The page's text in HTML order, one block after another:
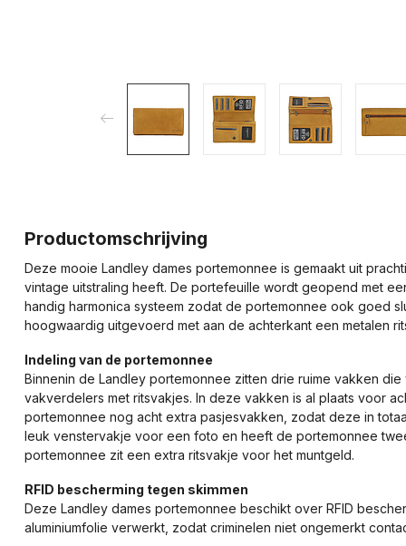
Productomschrijving
Deze mooie Landley dames portemonnee is gemaakt uit
vintage uitstraling heeft. De portefeuille wordt geopend met
handig harmonica systeem zodat de portemonnee ook goed
hoogwaardig uitgevoerd met aan de achterkant een metalen
Indeling van de portemonnee
Binnenin de Landley portemonnee zitten drie ruime vakken
vakverdelers met ritsvakjes. In deze vakken is al plaats voor
portemonnee nog acht extra pasjesvakken, zodat deze in
leuk venstervakje voor een foto en heeft de portemonnee
portemonnee zit een extra ritsvakje voor het muntgeld.
RFID bescherming tegen skimmen
Deze Landley dames portemonnee beschikt over RFID
aluminiumfolie verwerkt, zodat criminelen niet ongemerkt